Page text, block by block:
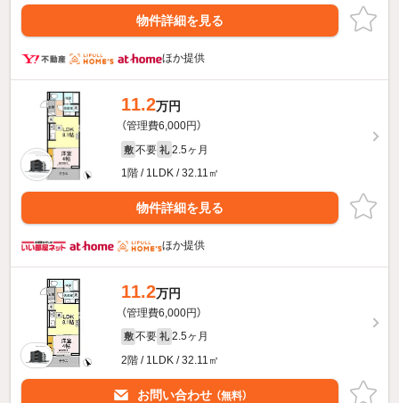
物件詳細を見る
ほか提供
11.2万円
（管理費6,000円）
敷 不要 礼 2.5ヶ月
1階 / 1LDK / 32.11㎡
物件詳細を見る
ほか提供
11.2万円
（管理費6,000円）
敷 不要 礼 2.5ヶ月
2階 / 1LDK / 32.11㎡
お問い合わせ （無料）